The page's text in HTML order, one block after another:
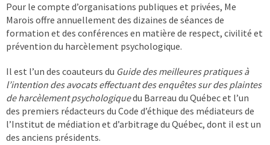
Pour le compte d’organisations publiques et privées, Me
Marois offre annuellement des dizaines de séances de
formation et des conférences en matière de respect, civilité et
prévention du harcèlement psychologique.
Il est l’un des coauteurs du Guide des meilleures pratiques à
l’intention des avocats effectuant des enquêtes sur des plaintes
de harcèlement psychologiquedu Barreau du Québec et l’un
des premiers rédacteurs du Code d’éthique des médiateurs de
l’Institut de médiation et d’arbitrage du Québec, dont il est un
des anciens présidents.